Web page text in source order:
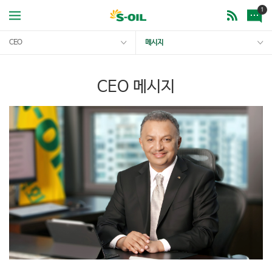
1
CEO 메시지
CEO 메시지